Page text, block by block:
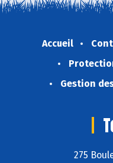
Accueil
Gestion
275